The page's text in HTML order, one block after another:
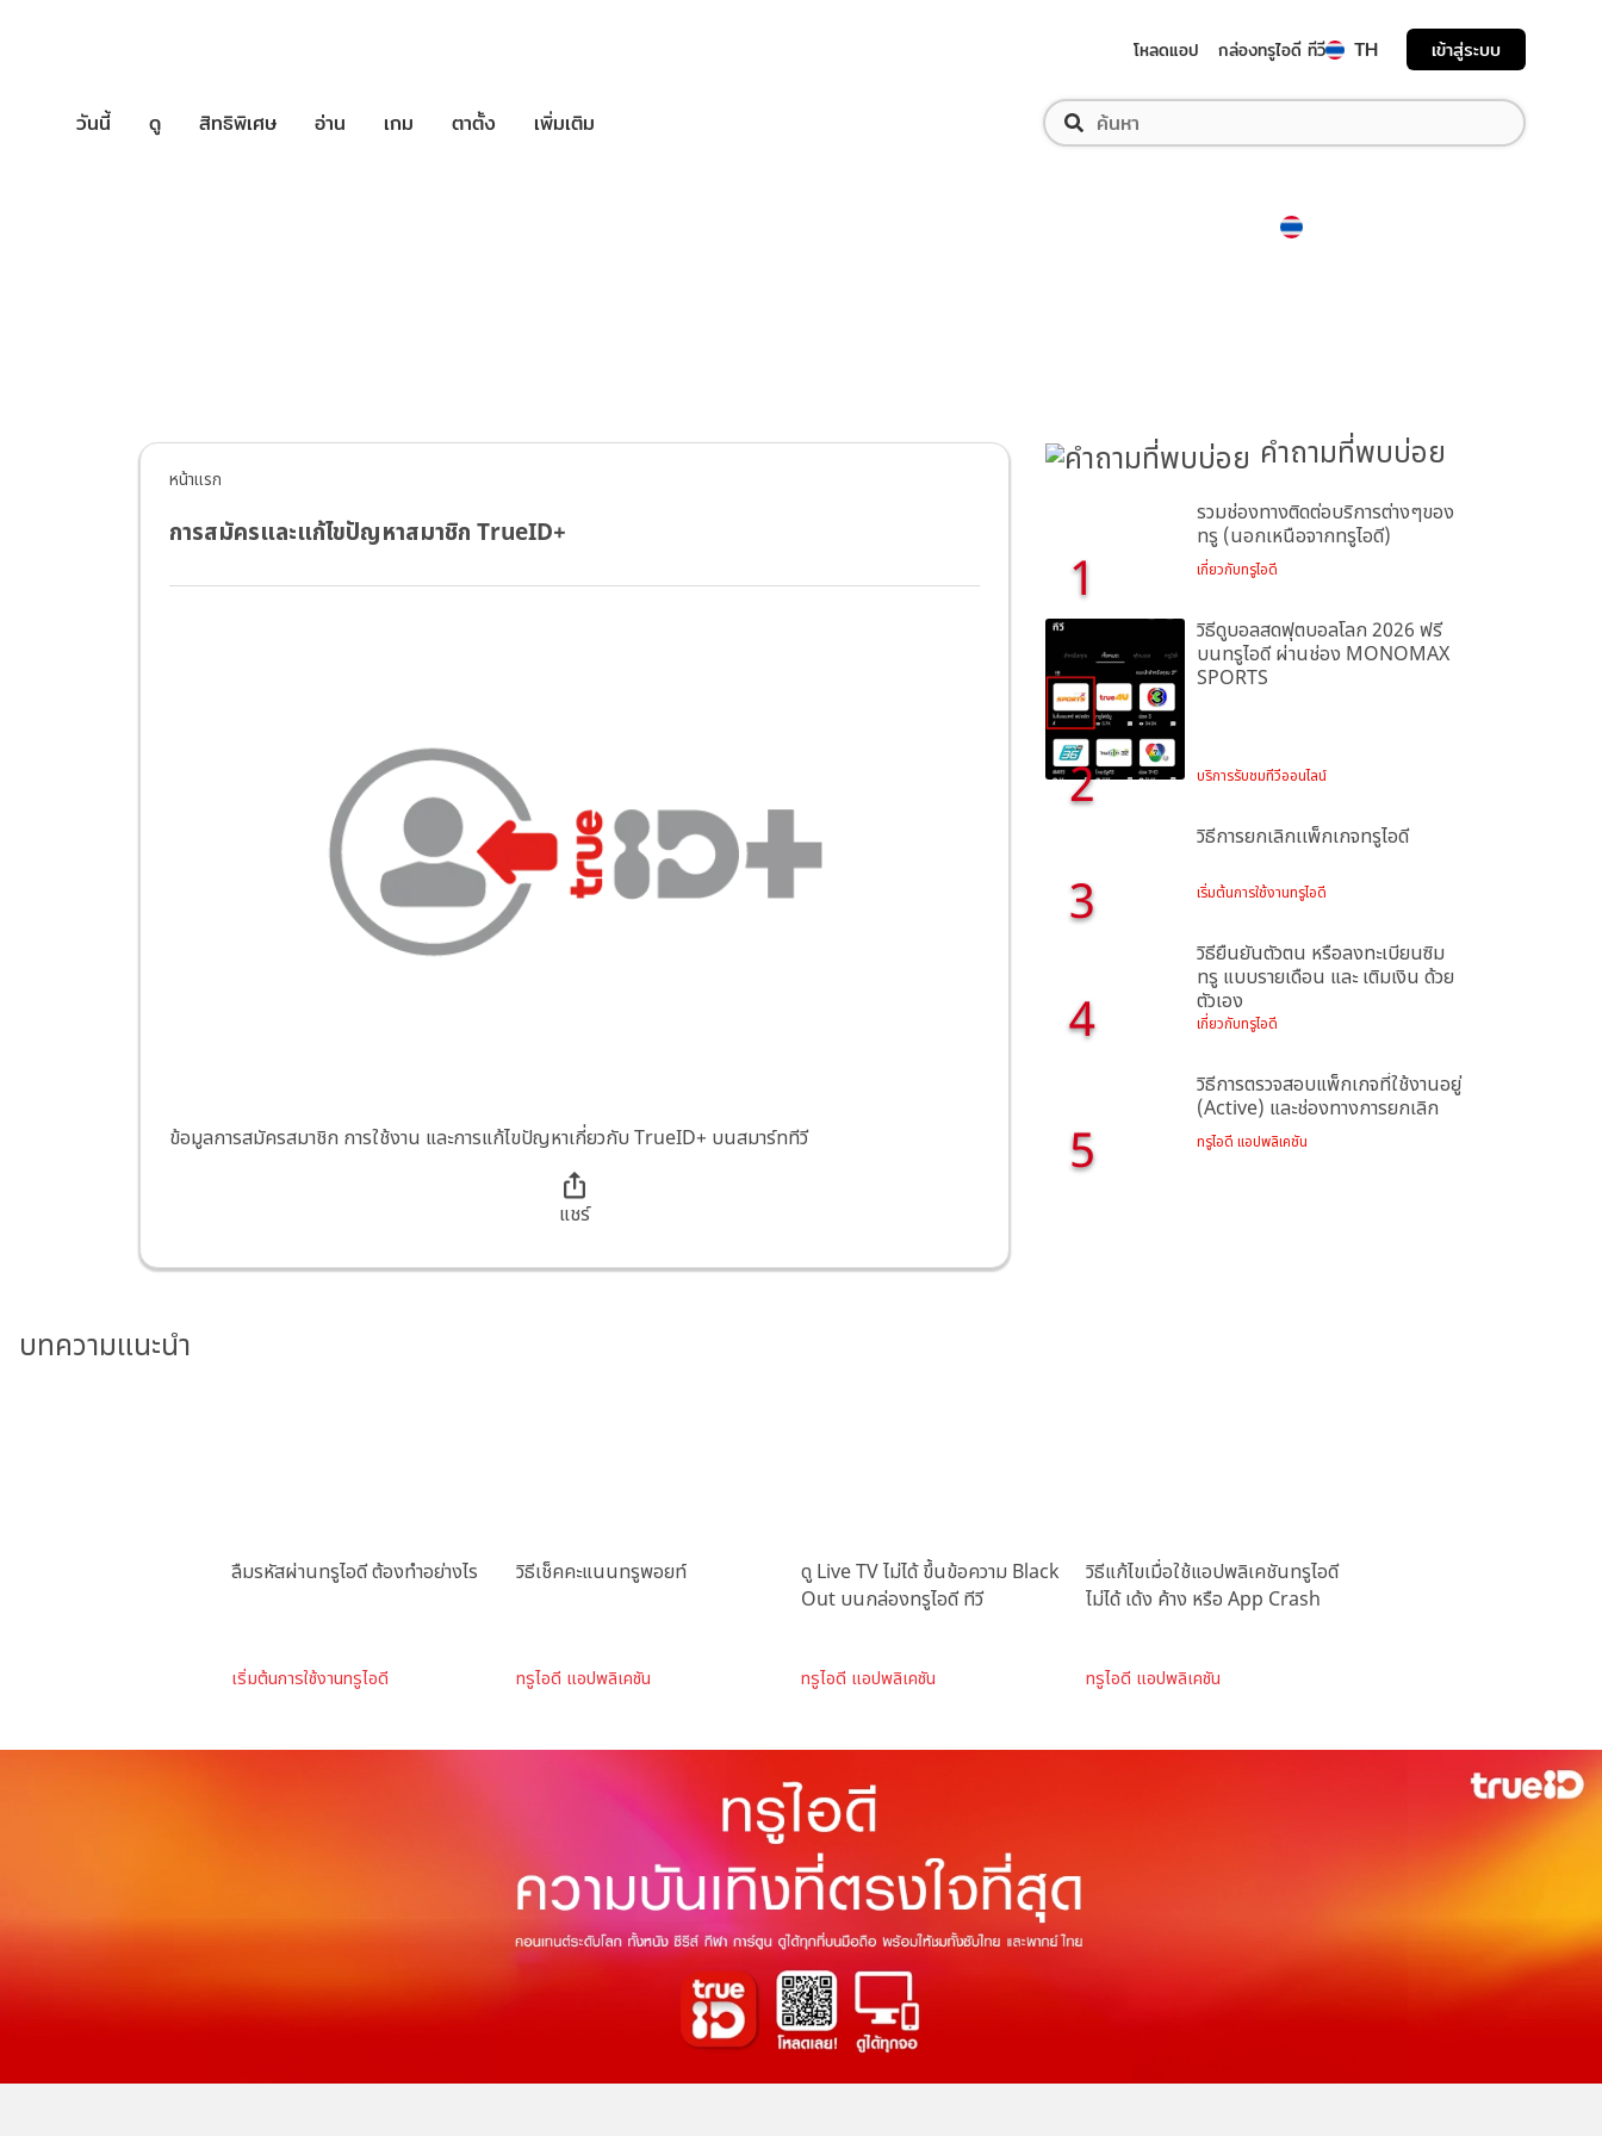
โหลดแอป กล่องทรูไอดี ทีวี TH เข้าสู่ระบบ
วันนี้ ดู สิทธิพิเศษ อ่าน เกม ตาตั้ง เพิ่มเติม
หน้าแรก
การสมัครและแก้ไขปัญหาสมาชิก TrueID+
ข้อมูลการสมัครสมาชิก การใช้งาน และการแก้ไขปัญหาเกี่ยวกับ TrueID+ บนสมาร์ททีวี
แชร์
คำถามที่พบบ่อย
1
รวมช่องทางติดต่อบริการต่างๆของ
ทรู (นอกเหนือจากทรูไอดี)
เกี่ยวกับทรูไอดี
2
วิธีดูบอลสดฟุตบอลโลก 2026 ฟรี
บนทรูไอดี ผ่านช่อง MONOMAX
SPORTS
บริการรับชมทีวีออนไลน์
3
วิธีการยกเลิกเเพ็กเกจทรูไอดี
เริ่มต้นการใช้งานทรูไอดี
4
วิธียืนยันตัวตน หรือลงทะเบียนซิม
ทรู แบบรายเดือน และ เติมเงิน ด้วย
ตัวเอง
เกี่ยวกับทรูไอดี
5
วิธีการตรวจสอบแพ็กเกจที่ใช้งานอยู่
(Active) และช่องทางการยกเลิก
ทรูไอดี แอปพลิเคชัน
บทความแนะนำ
ลืมรหัสผ่านทรูไอดี ต้องทำอย่างไร
เริ่มต้นการใช้งานทรูไอดี
วิธีเช็คคะแนนทรูพอยท์
ทรูไอดี แอปพลิเคชัน
ดู Live TV ไม่ได้ ขึ้นข้อความ Black
Out บนกล่องทรูไอดี ทีวี
ทรูไอดี แอปพลิเคชัน
วิธีแก้ไขเมื่อใช้แอปพลิเคชันทรูไอดี
ไม่ได้ เด้ง ค้าง หรือ App Crash
ทรูไอดี แอปพลิเคชัน